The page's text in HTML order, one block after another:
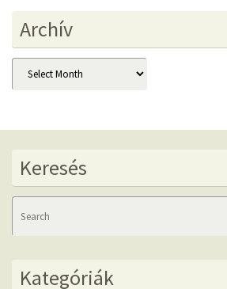
Archív
Archív
Keresés
Kategóriák